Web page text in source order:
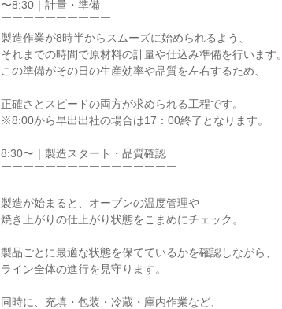
〜8:30｜計量・準備
￣￣￣￣￣￣￣￣￣￣
製造作業が8時半からスムーズに始められるよう、
それまでの時間で原材料の計量や仕込み準備を行います。
この準備がその日の生産効率や品質を左右するため、
正確さとスピードの両方が求められる工程です。
※8:00から早出出社の場合は17：00終了となります。
8:30〜｜製造スタート・品質確認
￣￣￣￣￣￣￣￣￣￣￣￣￣￣￣￣
製造が始まると、オーブンの温度管理や
焼き上がりの仕上がり状態をこまめにチェック。
製品ごとに最適な状態を保てているかを確認しながら、
ライン全体の進行を見守ります。
同時に、充填・包装・冷蔵・庫内作業など、